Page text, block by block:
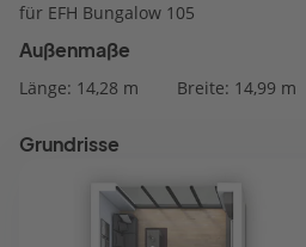
für EFH Bungalow 105
Außenmaße
Länge: 14,28 m Breite: 14,99 m
Grundrisse